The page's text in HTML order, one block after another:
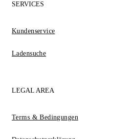
SERVICES
Kundenservice
Ladensuche
LEGAL AREA
Terms & Bedingungen